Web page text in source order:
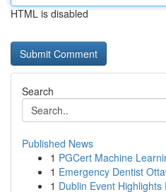
HTML is disabled
Search
Published News
1 PGCert Machine
1 Emergency Dentist
1 Dublin Event